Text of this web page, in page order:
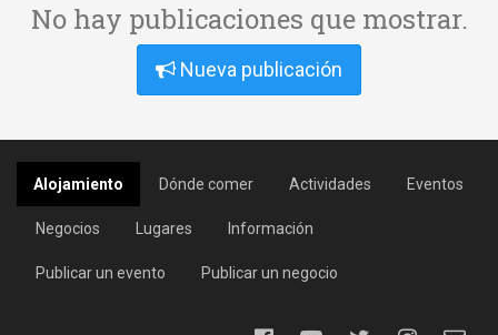
No hay publicaciones que mostrar.
Nueva publicación
Alojamiento Dónde comer Actividades Eventos
Negocios Lugares Información
Publicar un evento Publicar un negocio